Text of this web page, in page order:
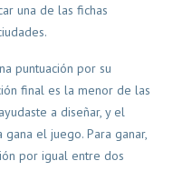
una de las fichas
puntuación por su
final es la menor de las
a diseñar, y el
el juego. Para ganar,
por igual entre dos